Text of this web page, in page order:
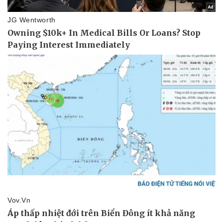
Cây thuốc
Sản phụ khoa
Nam khoa
Làm đẹp - giảm cân
Phòng mạch online
Ăn sạch sống khỏe
Blog